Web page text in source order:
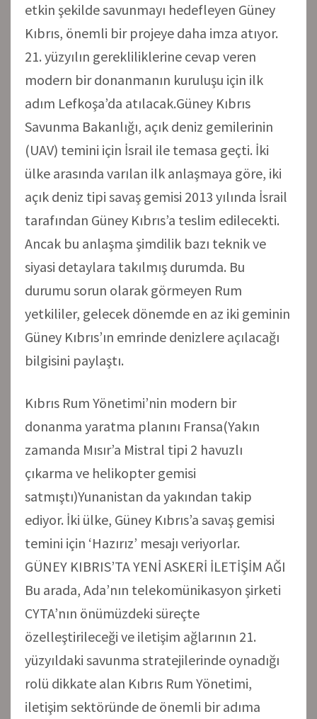
etkin şekilde savunmayı hedefleyen Güney
Kıbrıs, önemli bir projeye daha imza atıyor.
21. yüzyılın gerekliliklerine cevap veren
modern bir donanmanın kuruluşu için ilk
adım Lefkoşa’da atılacak.Güney Kıbrıs
Savunma Bakanlığı, açık deniz gemilerinin
(UAV) temini için İsrail ile temasa geçti. İki
ülke arasında varılan ilk anlaşmaya göre, iki
açık deniz tipi savaş gemisi 2013 yılında İsrail
tarafından Güney Kıbrıs’a teslim edilecekti.
Ancak bu anlaşma şimdilik bazı teknik ve
siyasi detaylara takılmış durumda. Bu
durumu sorun olarak görmeyen Rum
yetkililer, gelecek dönemde en az iki geminin
Güney Kıbrıs’ın emrinde denizlere açılacağı
bilgisini paylaştı.
Kıbrıs Rum Yönetimi’nin modern bir
donanma yaratma planını Fransa(Yakın
zamanda Mısır’a Mistral tipi 2 havuzlı
çıkarma ve helikopter gemisi
satmıştı)Yunanistan da yakından takip
ediyor. İki ülke, Güney Kıbrıs’a savaş gemisi
temini için ‘Hazırız’ mesajı veriyorlar.
GÜNEY KIBRIS’TA YENİ ASKERİ İLETİŞİM AĞI
Bu arada, Ada’nın telekomünikasyon şirketi
CYTA’nın önümüzdeki süreçte
özelleştirileceği ve iletişim ağlarının 21.
yüzyıldaki savunma stratejilerinde oynadığı
rolü dikkate alan Kıbrıs Rum Yönetimi,
iletişim sektöründe de önemli bir adıma